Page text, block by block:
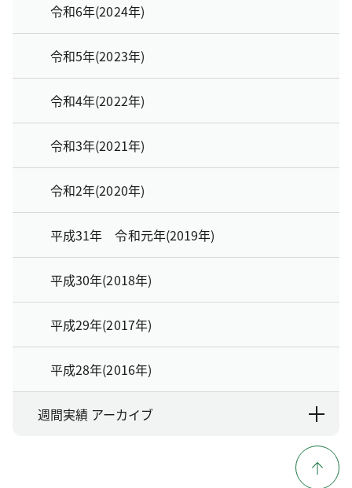
令和6年(2024年)
令和5年(2023年)
令和4年(2022年)
令和3年(2021年)
令和2年(2020年)
平成31年 令和元年(2019年)
平成30年(2018年)
平成29年(2017年)
平成28年(2016年)
週間実績 アーカイブ